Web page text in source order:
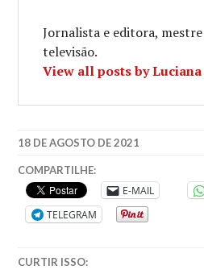
Jornalista e editora,
televisão.
View all posts by Luciana
18 DE AGOSTO DE 2021
COMPARTILHE:
E-MAIL
TELEGRAM
CURTIR ISSO: